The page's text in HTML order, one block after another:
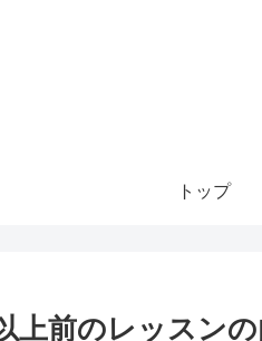
トップ
上前のレッスン